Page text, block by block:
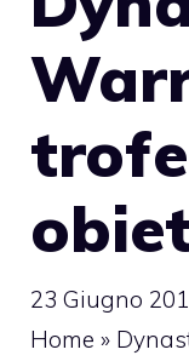
23 Giugno
Home »